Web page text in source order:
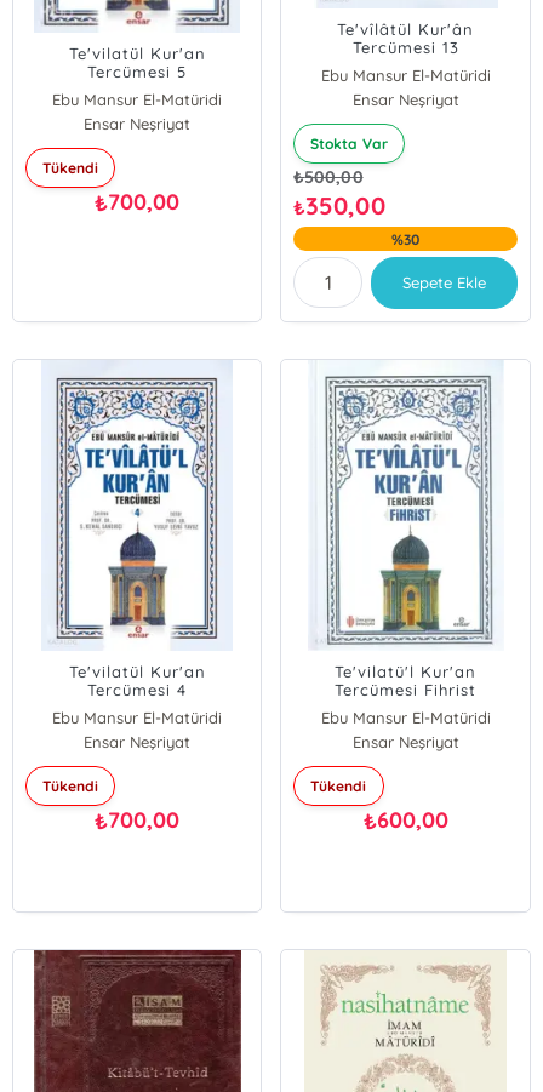
Te'vilatül Kur'an
Tercümesi 5
Ebu Mansur El-Matüridi
Ensar Neşriyat
Tükendi
₺700,00
Te'vîlâtül Kur'ân
Tercümesi 13
Ebu Mansur El-Matüridi
Ensar Neşriyat
Stokta Var
₺500,00
₺350,00
%30
Sepete Ekle
Te'vilatül Kur'an
Tercümesi 4
Ebu Mansur El-Matüridi
Ensar Neşriyat
Tükendi
₺700,00
Te'vilatü'l Kur'an
Tercümesi Fihrist
Ebu Mansur El-Matüridi
Ensar Neşriyat
Tükendi
₺600,00